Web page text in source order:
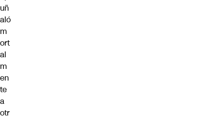
uñ
aló
m
ort
al
m
en
te
a
otr